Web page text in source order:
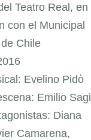
Teatro Real, en
con el Municipal
Chile
Evelino Pidò
Emilio Sagi
Diana
Camarena,